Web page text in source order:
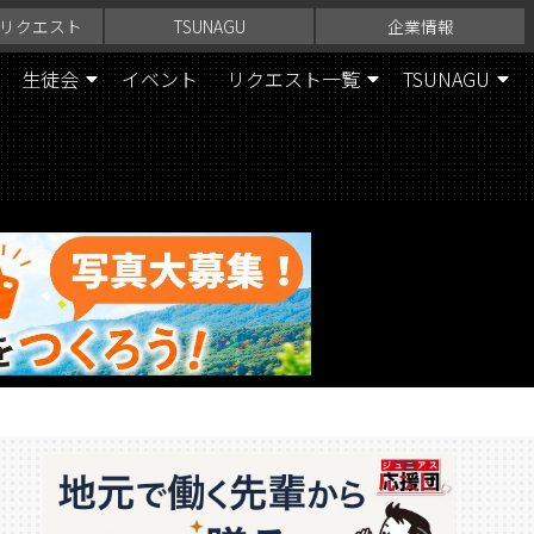
クエスト TSUNAGU 企業情報
生徒会 イベント リクエスト一覧 TSUNAGU